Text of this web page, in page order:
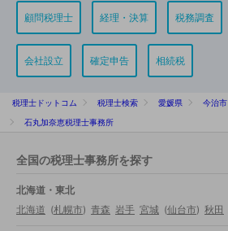
顧問税理士 経理・決算 税務調査
会社設立 確定申告 相続税
税理士ドットコム 税理士検索 愛媛県 今治市
石丸加奈恵税理士事務所
全国の税理士事務所を探す
北海道・東北
北海道 (札幌市) 青森 岩手 宮城 (仙台市) 秋田